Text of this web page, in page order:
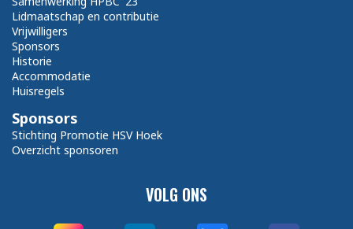
VOLG ONS
Lidmaatschap en contributie
Vrijwilligers
Sponsors
Historie
Accommodatie
Huisregels
Sponsors
Stichting Promotie HSV Hoek
Overzicht sponsoren